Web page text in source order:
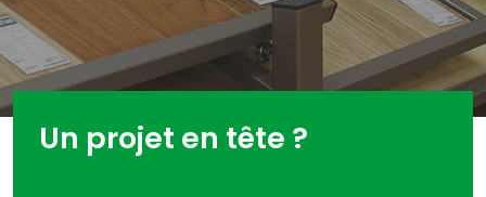
Un projet en tête ?